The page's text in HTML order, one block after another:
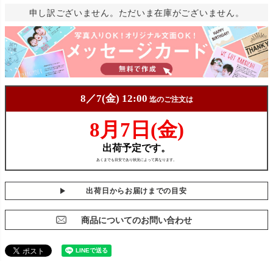
申し訳ございません。ただいま在庫がございません。
出荷日からお届けまでの目安
商品についてのお問い合わせ